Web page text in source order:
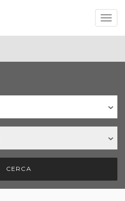
CERCA